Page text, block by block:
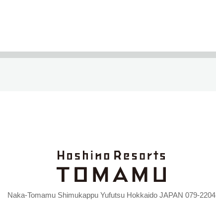
Naka-Tomamu Shimukappu Yufutsu Hokkaido JAPAN 079-2204